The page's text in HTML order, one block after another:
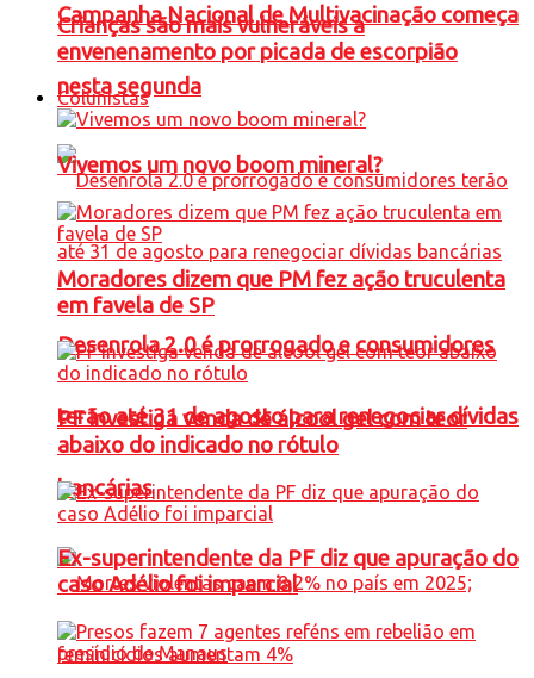
Campanha Nacional de Multivacinação começa
nesta segunda
Desenrola 2.0 é prorrogado e consumidores
terão até 31 de agosto para renegociar dívidas
bancárias
Crianças são mais vulneráveis a
envenenamento por picada de escorpião
Colunistas
Vivemos um novo boom mineral?
Moradores dizem que PM fez ação truculenta
em favela de SP
PF investiga venda de álcool gel com teor
abaixo do indicado no rótulo
Ex-superintendente da PF diz que apuração do
caso Adélio foi imparcial